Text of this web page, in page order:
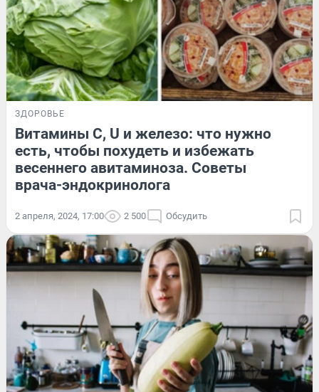
ЗДОРОВЬЕ
Витамины С, U и железо: что нужно
есть, чтобы похудеть и избежать
весеннего авитаминоза. Советы
врача-эндокринолога
2 апреля, 2024, 17:00 2 500 Обсудить